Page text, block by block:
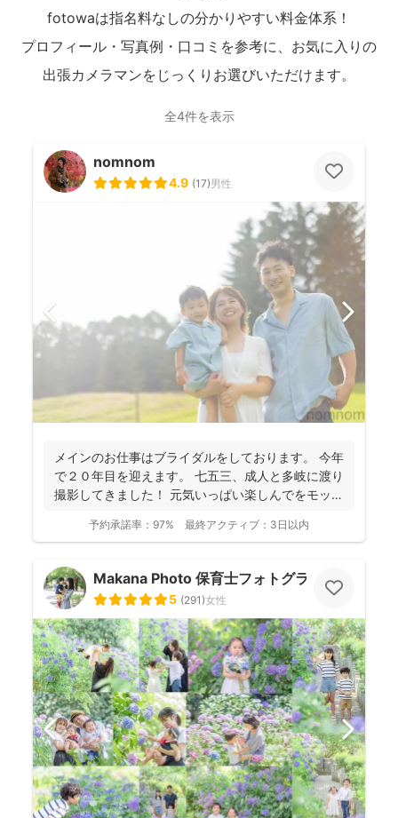
fotowaは指名料なしの分かりやすい料金体系！
プロフィール・写真例・口コミを参考に、お気に入りの
出張カメラマンをじっくりお選びいただけます。
全4件を表示
nomnom
4.9 (17)男性
メインのお仕事はブライダルをしております。 今年
で２０年目を迎えます。 七五三、成人と多岐に渡り
撮影してきました！ 元気いっぱい楽しんでをモット
予約承諾率： 97% 最終アクティブ： 3日以内
Makana Photo 保育士フォトグラファー
5 (291)女性